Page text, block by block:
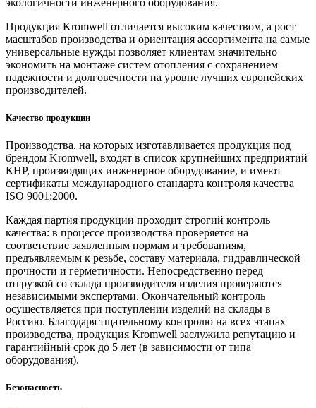
Продукция Kromwell отличается высоким качеством, а рост
масштабов производства и ориентация ассортимента на самые
универсальные нужды позволяет клиентам значительно
экономить на монтаже систем отопления с сохранением
надежности и долговечности на уровне лучших европейских
производителей.
Качество продукции
Производства, на которых изготавливается продукция под
брендом Kromwell, входят в список крупнейших предприятий
КНР, производящих инженерное оборудование, и имеют
сертификаты международного стандарта контроля качества
ISO 9001:2000.
Каждая партия продукции проходит строгий контроль
качества: в процессе производства проверяется на
соответствие заявленным нормам и требованиям,
предъявляемым к резьбе, составу материала, гидравлической
прочности и герметичности. Непосредственно перед
отгрузкой со склада производителя изделия проверяются
независимыми экспертами. Окончательный контроль
осуществляется при поступлении изделий на склады в
Россию. Благодаря тщательному контролю на всех этапах
производства, продукция Kromwell заслужила репутацию и
гарантийный срок до 5 лет (в зависимости от типа
оборудования).
Безопасность